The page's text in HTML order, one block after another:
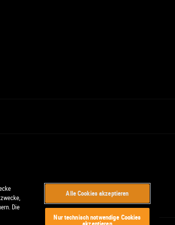
Die
Alle Cookies akzeptieren
Nur technisch notwendige Cookies